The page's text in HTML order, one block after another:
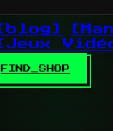
[blog]
[Jeux
FIND_SHOP